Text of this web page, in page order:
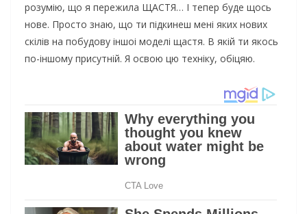
розумію, що я пережила ЩАСТЯ… І тепер буде щось
нове. Просто знаю, що ти підкинеш мені яких нових
скілів на побудову іншоі моделі щастя. В якій ти якось
по-іншому присутній. Я освою цю техніку, обіцяю.